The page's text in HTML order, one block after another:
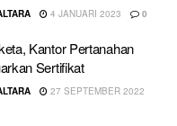
4 JANUARI 2023 0
Kantor Pertanahan
Sertifikat
27 SEPTEMBER 2022